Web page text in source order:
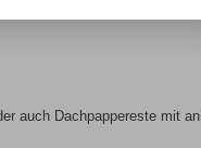
auch Dachpappereste mit